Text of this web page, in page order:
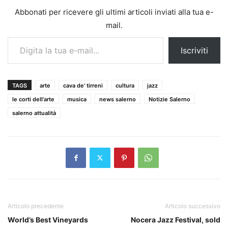
Abbonati per ricevere gli ultimi articoli inviati alla tua e-
mail.
Digita la tua e-mail...
Iscriviti
TAGS arte cava de' tirreni cultura
jazz
le corti dell'arte
musica news salerno
Notizie Salerno
salerno attualità
Articolo precedente
World’s Best Vineyards
Articolo successivo
Nocera Jazz Festival, sold